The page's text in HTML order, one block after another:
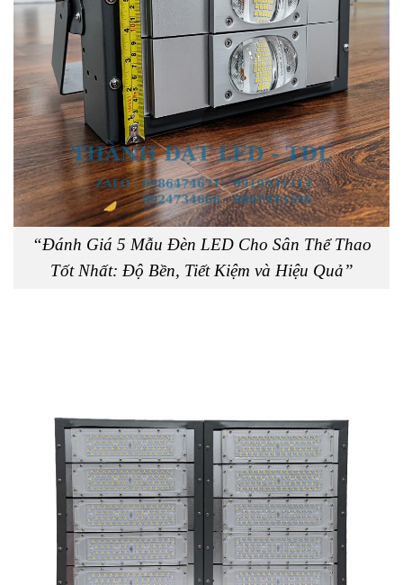
“Đánh Giá 5 Mẫu Đèn LED Cho Sân Thể Thao
Tốt Nhất: Độ Bền, Tiết Kiệm và Hiệu Quả”